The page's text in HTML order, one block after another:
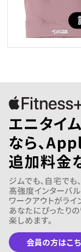
会員の方はこ